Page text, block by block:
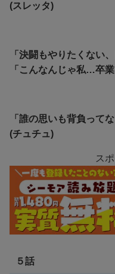
(スレッタ)
「決闘もやりたくない
「こんなんじゃ私…卒
「誰の思いも背負って
(チュチュ)
ス
５話